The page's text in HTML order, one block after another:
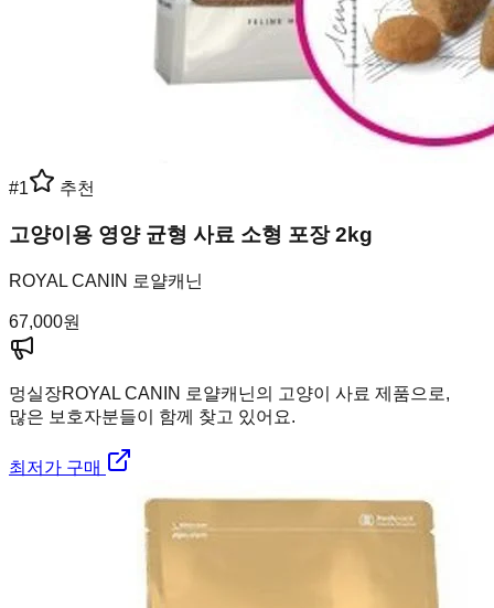
#1 추천
고양이용 영양 균형 사료 소형 포장 2kg
ROYAL CANIN 로얄캐닌
67,000원
멍실장ROYAL CANIN 로얄캐닌의 고양이 사료 제품으로,
많은 보호자분들이 함께 찾고 있어요.
최저가 구매